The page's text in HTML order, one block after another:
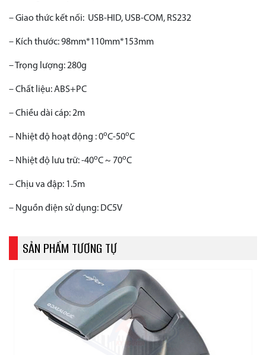
– Giao thức kết nối: USB-HID, USB-COM, RS232
– Kích thước: 98mm*110mm*153mm
– Trọng lượng: 280g
– Chất liệu: ABS+PC
– Chiều dài cáp: 2m
– Nhiệt độ hoạt động : 0oC-50oC
– Nhiệt độ lưu trữ: -40oC ~ 70oC
– Chịu va đập: 1.5m
– Nguồn điện sử dụng: DC5V
SẢN PHẨM TƯƠNG TỰ